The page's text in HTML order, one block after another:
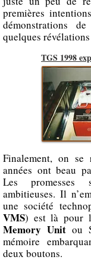
premières
démonstrations
quelques
TGS 1998
Finalement, on se
années ont beau
Les promesses
ambitieuses. Il
une société
VMS) est là pour
Memory Unit ou
mémoire
deux boutons.